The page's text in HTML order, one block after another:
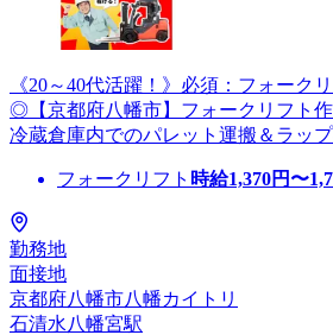
《20～40代活躍！》必須：フォーク
◎【京都府八幡市】フォークリフト
冷蔵倉庫内でのパレット運搬＆ラッ
フォークリフト 時給1,370円〜
勤務地
面接地
京都府八幡市八幡カイトリ
石清水八幡宮駅